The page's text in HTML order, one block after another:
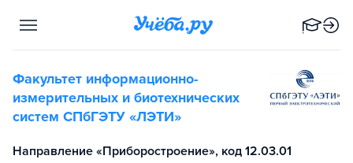
Факультет информационно-
измерительных и биотехнических
систем СПбГЭТУ «ЛЭТИ»
Направление «Приборостроение», код 12.03.01